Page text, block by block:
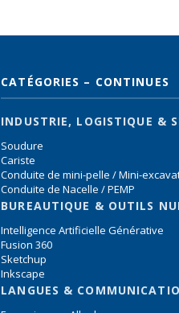
CATÉGORIES – CONTINUES
INDUSTRIE, LOGISTIQUE &
Soudure
Cariste
Conduite de mini-pelle / Mini-
Conduite de Nacelle / PEMP
BUREAUTIQUE & OUTILS
Intelligence Artificielle Générative
Fusion 360
Sketchup
Inkscape
LANGUES &